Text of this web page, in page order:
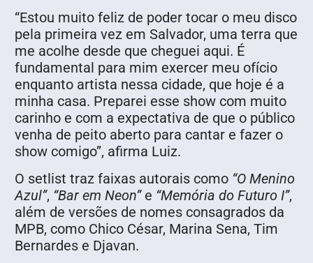
“Estou muito feliz de poder tocar o meu disco
pela primeira vez em Salvador, uma terra que
me acolhe desde que cheguei aqui. É
fundamental para mim exercer meu ofício
enquanto artista nessa cidade, que hoje é a
minha casa. Preparei esse show com muito
carinho e com a expectativa de que o público
venha de peito aberto para cantar e fazer o
show comigo”, afirma Luiz.
O setlist traz faixas autorais como “O Menino
Azul”, “Bar em Neon”e “Memória do Futuro I”,
além de versões de nomes consagrados da
MPB, como Chico César, Marina Sena, Tim
Bernardes e Djavan.